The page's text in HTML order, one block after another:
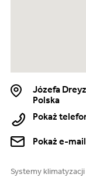
Józefa
Polska
Pokaż
Pokaż e-mail
Systemy